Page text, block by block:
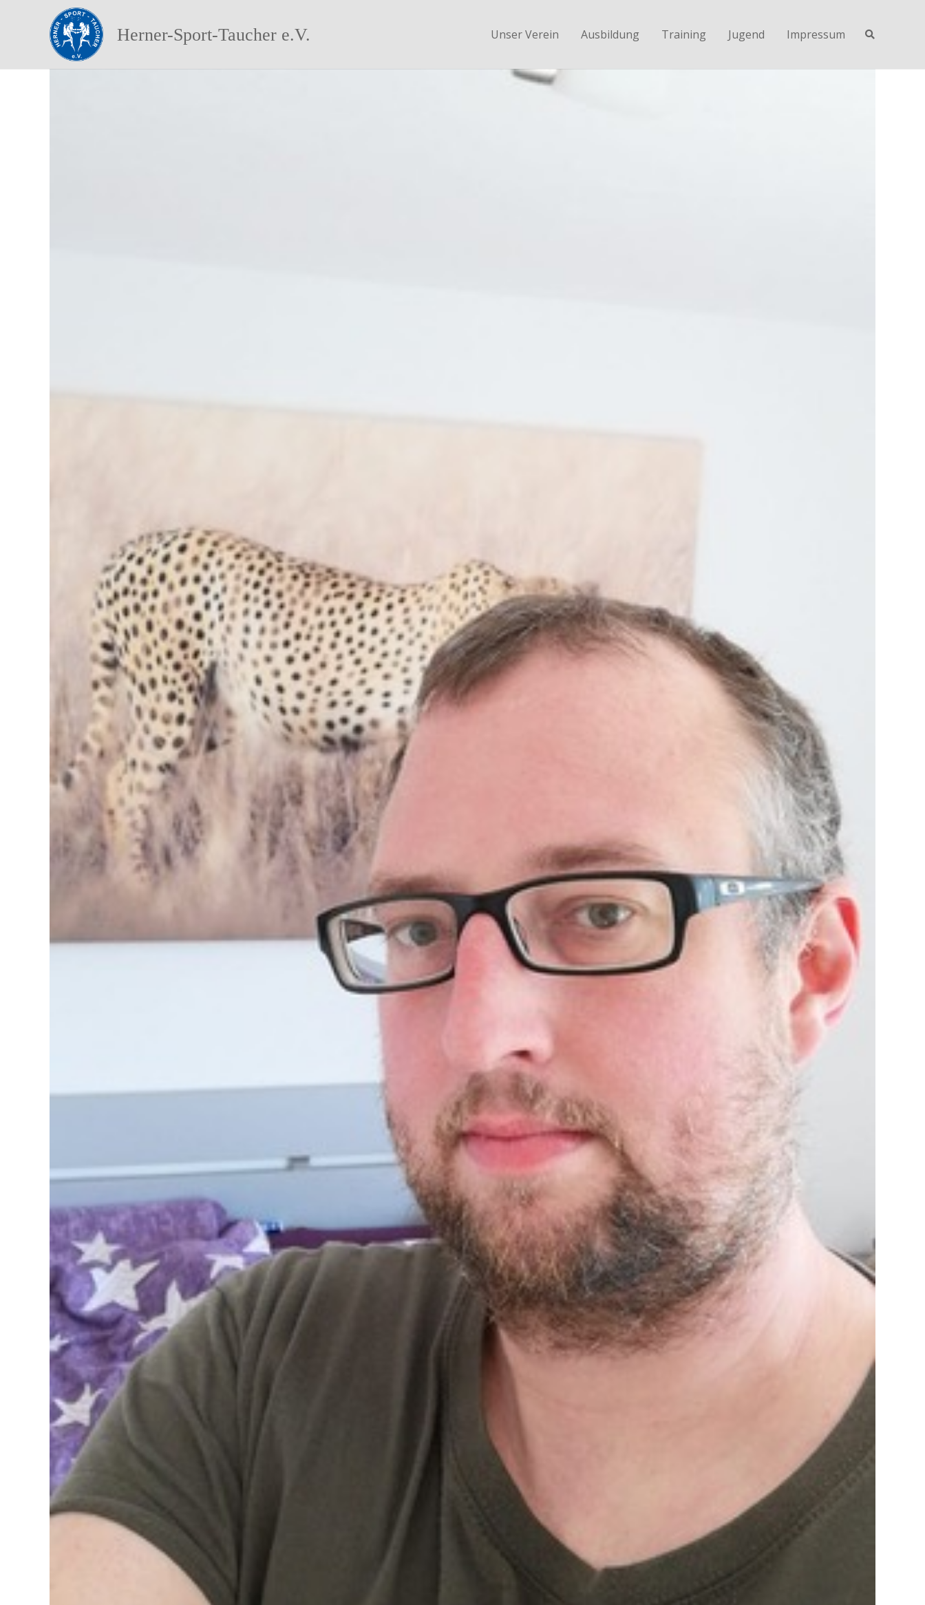
Herner-Sport-Taucher e.V. Unser Verein Ausbildung Training Jugend Impressum